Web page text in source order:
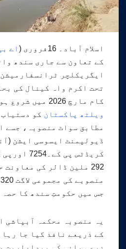
اسلام آباد۔ 16فروری ( اے
کے تعاون سے جاری سندھ
ایگریکلچر
تحت اکرم واہ کینال کی
کام مارچ 2026 میں شروع ہونے کی توقع ہے۔
ویلتھ پاکستان کو
مطابق سواٹ منصوبہ، جسے
ڈیولپمنٹ ایسوسی ایشن
292 ملین ڈالر کی
جس میں حکومتِ سندھ کا حصہ
یہ منصوبہ محکمہ آبپاشی
کے ذریعے نافذ کیا جا رہا
زرعی پانی کی پیداواریت